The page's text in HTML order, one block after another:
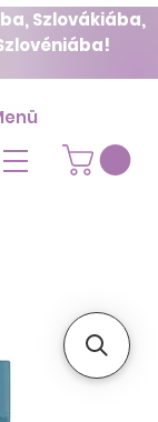
Szlovákiába,